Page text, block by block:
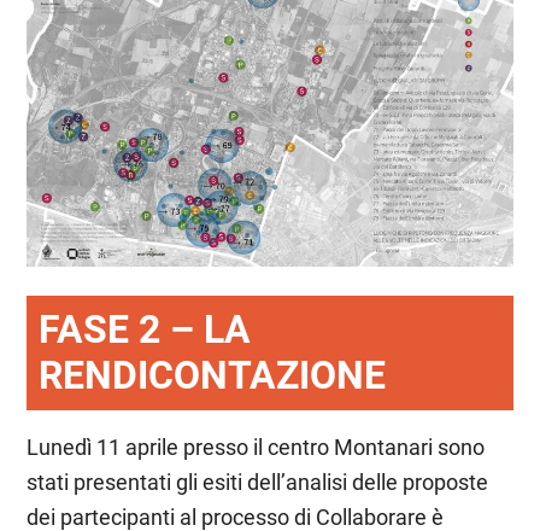
FASE 2 – LA
RENDICONTAZIONE
Lunedì 11 aprile presso il centro Montanari sono
stati presentati gli esiti dell’analisi delle proposte
dei partecipanti al processo di Collaborare è